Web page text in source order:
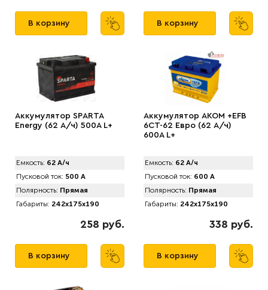
В корзину В корзину
Аккумулятор SPАRTA
Energy (62 А/ч) 500A L+
Емкость: 62 А/ч
Пусковой ток: 500 А
Полярность: Прямая
Габариты: 242x175x190
258 руб.
В корзину
Аккумулятор AKOM +EFB
6CT-62 Евро (62 А/ч)
600А L+
Емкость: 62 А/ч
Пусковой ток: 600 А
Полярность: Прямая
Габариты: 242x175x190
338 руб.
В корзину